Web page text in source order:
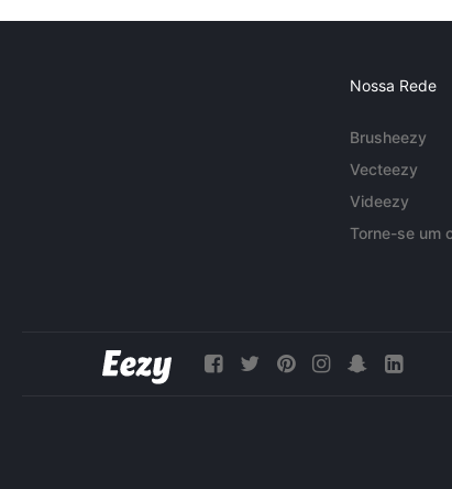
Nossa Rede
Brusheezy
Vecteezy
Videezy
Torne-se um